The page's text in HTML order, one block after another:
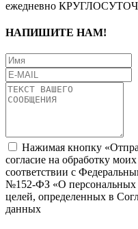
ежедневно
НАПИШИТЕ НАМ!
Нажимая кнопку
согласие на обработку
соответствии с
№152-ФЗ «О персональных
целей, определенных в
данных